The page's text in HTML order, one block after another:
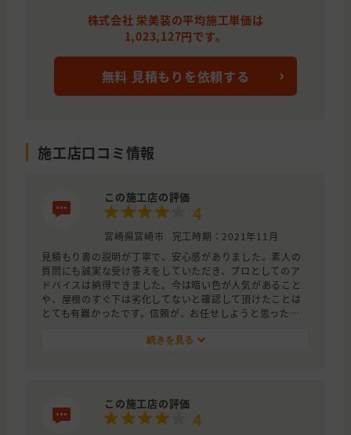
株式会社 栄美装の平均施工単価は
1,023,127円です。
無料 見積もりを依頼する
施工店口コミ情報
この施工店の評価
4
宮崎県宮崎市
完工時期：2021年11月
見積もり書の説明が丁寧で、安心感がありました。素人の
質問にも誠実な受け答えをしていただき、プロとしてのア
ドバイスは納得できました。今は暗い色が人気があること
や、屋根のすぐ下は劣化してないと確認して頂けたことは
とても有難かったです。信頼が、お任せしようと思った大
一生懸命なのはどの業者さんも同じですがー押し付けがま
続きを見る
この施工店の評価
4